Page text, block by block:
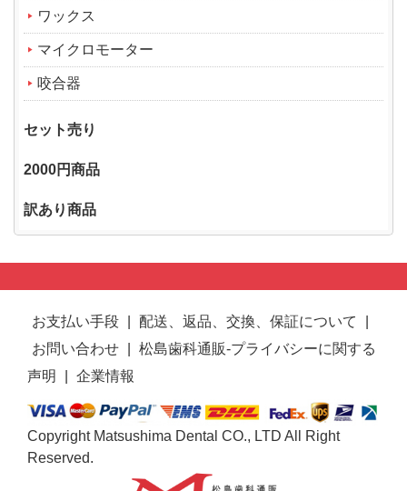
ワックス
マイクロモーター
咬合器
セット売り
2000円商品
訳あり商品
お支払い手段 配送、返品、交換、保証について
お問い合わせ
松島歯科通販-プライバシーに関する
声明
企業情報
Copyright Matsushima Dental CO., LTD All Right
Reserved.